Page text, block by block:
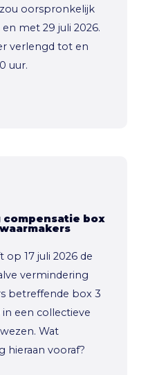
oorspronkelijk
met 29 juli 2026.
verlengd tot en
uur.
box
op 17 juli 2026 de
vermindering
betreffende box 3
in een collectieve
Wat
hieraan vooraf?